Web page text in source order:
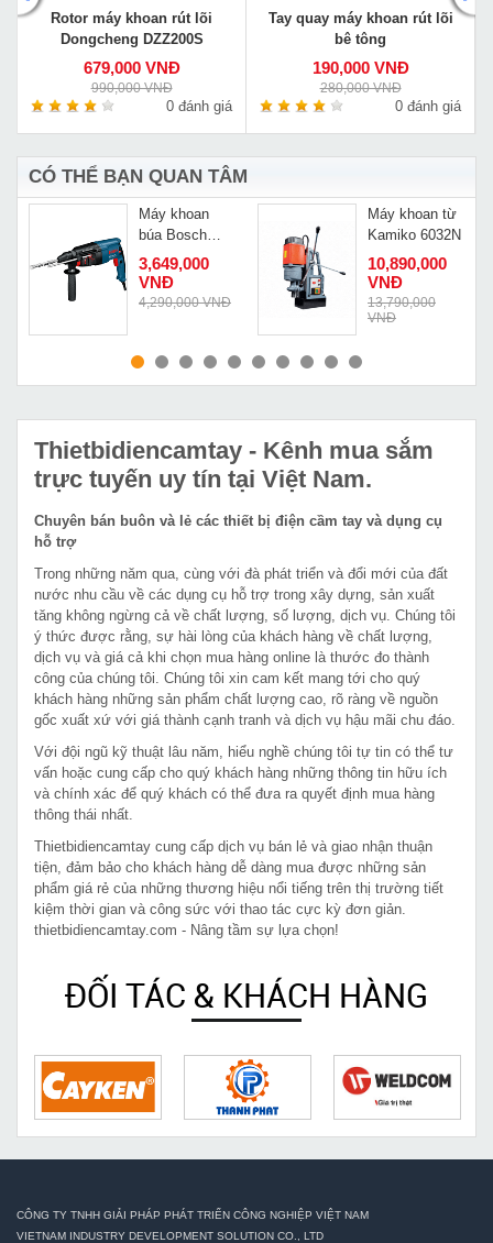
Rotor máy khoan rút lõi
Dongcheng DZZ200S
679,000 VNĐ
990,000 VNĐ
0 đánh giá
Tay quay máy khoan rút lõi
bê tông
190,000 VNĐ
280,000 VNĐ
0 đánh giá
CÓ THỂ BẠN QUAN TÂM
MUA NGAY
Máy khoan
búa Bosch
GBH 2-26 DRE
3,649,000
VNĐ
4,290,000 VNĐ
MUA NGAY
Máy khoan từ
Kamiko 6032N
10,890,000
VNĐ
13,790,000
VNĐ
Thietbidiencamtay - Kênh mua sắm
trực tuyến uy tín tại Việt Nam.
Chuyên bán buôn và lẻ các thiết bị điện cầm tay và dụng cụ
hỗ trợ
Trong những năm qua, cùng với đà phát triển và đổi mới của đất
nước nhu cầu về các dụng cụ hỗ trợ trong xây dựng, sản xuất
tăng không ngừng cả về chất lượng, số lượng, dịch vụ. Chúng tôi
ý thức được rằng, sự hài lòng của khách hàng về chất lượng,
dịch vụ và giá cả khi chọn mua hàng online là thước đo thành
công của chúng tôi. Chúng tôi xin cam kết mang tới cho quý
khách hàng những sản phẩm chất lượng cao, rõ ràng về nguồn
gốc xuất xứ với giá thành cạnh tranh và dịch vụ hậu mãi chu đáo.
Với đội ngũ kỹ thuật lâu năm, hiểu nghề chúng tôi tự tin có thể tư
vấn hoặc cung cấp cho quý khách hàng những thông tin hữu ích
và chính xác để quý khách có thể đưa ra quyết định mua hàng
thông thái nhất.
Thietbidiencamtay cung cấp dịch vụ bán lẻ và giao nhận thuận
tiện, đảm bảo cho khách hàng dễ dàng mua được những sản
phẩm giá rẻ của những thương hiệu nổi tiếng trên thị trường tiết
kiệm thời gian và công sức với thao tác cực kỳ đơn giản.
thietbidiencamtay.com - Nâng tầm sự lựa chọn!
ĐỐI TÁC & KHÁCH HÀNG
CÔNG TY TNHH GIẢI PHÁP PHÁT TRIỂN CÔNG NGHIỆP VIỆT NAM
VIETNAM INDUSTRY DEVELOPMENT SOLUTION CO., LTD